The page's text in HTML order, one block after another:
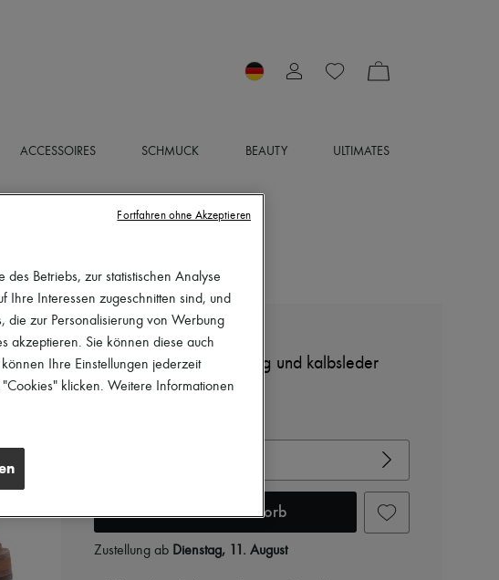
ACCESSOIRES SCHMUCK BEAUTY ULTIMATES
CELINE
Mules Tippi aus shearling und kalbsleder
890 €
In den Warenkorb
Zustellung ab Dienstag, 11. August
Betriebs, zur statistischen Analyse
Ihre Interessen zugeschnitten sind, und
die zur Personalisierung von Werbung
akzeptieren. Sie können diese auch
Ihre Einstellungen jederzeit
klicken. Weitere Informationen
Fortfahren ohne Akzeptieren